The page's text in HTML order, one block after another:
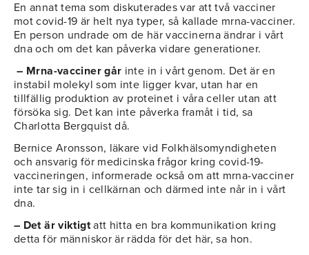
En annat tema som diskuterades var att två vacciner
mot covid-19 är helt nya typer, så kallade mrna-vacciner.
En person undrade om de här vaccinerna ändrar i vårt
dna och om det kan påverka vidare generationer.
– Mrna-vacciner går inte in i vårt genom. Det är en
instabil molekyl som inte ligger kvar, utan har en
tillfällig produktion av proteinet i våra celler utan att
försöka sig. Det kan inte påverka framåt i tid, sa
Charlotta Bergquist då.
Bernice Aronsson, läkare vid Folkhälsomyndigheten
och ansvarig för medicinska frågor kring covid-19-
vaccineringen, informerade också om att mrna-vacciner
inte tar sig in i cellkärnan och därmed inte når in i vårt
dna.
– Det är viktigtatt hitta en bra kommunikation kring
detta för människor är rädda för det här, sa hon.